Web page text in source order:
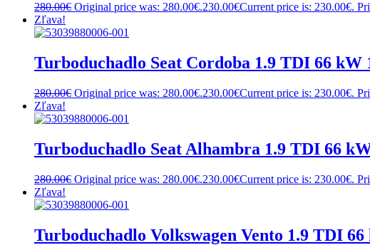
280.00€ Original price was: 280.00€.230.00€Current price is: 230.00€.
Zľava!
Turboduchadlo Seat Cordoba 1.9 TDI 66 kW
280.00€ Original price was: 280.00€.230.00€Current price is: 230.00€.
Zľava!
Turboduchadlo Seat Alhambra 1.9 TDI 66
280.00€ Original price was: 280.00€.230.00€Current price is: 230.00€.
Zľava!
Turboduchadlo Volkswagen Vento 1.9 TDI